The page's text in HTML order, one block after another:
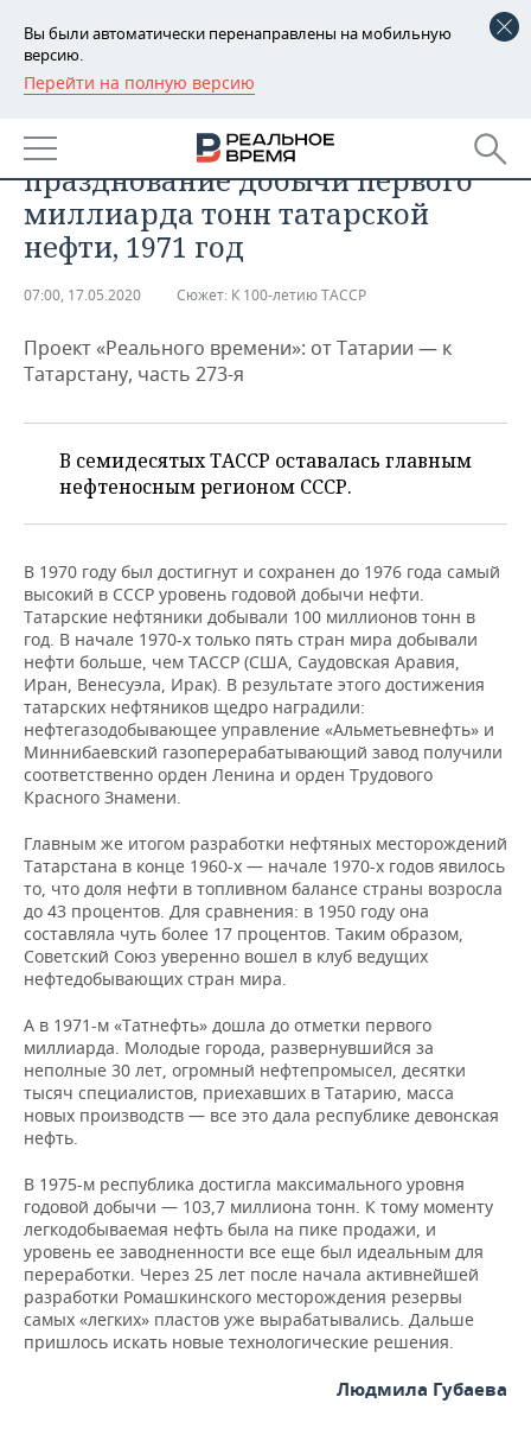
Вы были автоматически перенаправлены на мобильную
версию.
Перейти на полную версию
РЕГИОНЫ
БАШКОРТОСТАН
ТАТАРСТАН
УДМУРТИЯ
НОВОСТИ
АНАЛИТИКА
НОВОСТИ АНАЛИТИКИ
ДЕКЛАРАЦИИ О ДОХОДАХ
КОРОЛИ ГОСЗАКАЗА ПФО
КОМУ ПРИНАДЛЕЖАТ
ТОРГОВЫЕ ЦЕНТРЫ
ТАТАРСТАНА
ЭКОНОМИКА
НОВОСТИ ЭКОНОМИКИ
ФИНАНСЫ
БЮДЖЕТ
ИНВЕСТИЦИИ
ПРОМЫШЛЕННОСТЬ
НОВОСТИ
ПРОМЫШЛЕННОСТИ
АГРОПРОМ
МАШИНОСТРОЕНИЕ
НЕФТЬ
ОПК
ЭНЕРГЕТИКА
НЕДВИЖИМОСТЬ
НОВОСТИ АВТО
БИЗНЕС
НОВОСТИ БИЗНЕСА
РОЗНИЧНАЯ ТОРГОВЛЯ
ТРАНСПОРТ
УСЛУГИ
ТЕХНОЛОГИИ
НОВОСТИ ТЕХНОЛОГИЙ
IT
МЕДИА
ТЕЛЕКОММУНИКАЦИИ
МЕРОПРИЯТИЯ
НОВОСТИ МЕРОПРИЯТИЙ
ВЫЕЗДНАЯ РЕДАКЦИЯ
БИЗНЕС-БРАНЧИ
ONLINE-КОНФЕРЕНЦИИ
ОТКРЫТАЯ ЛЕКЦИЯ
СПОРТ
НОВОСТИ СПОРТА
ФУТБОЛ
ХОККЕЙ
БАСКЕТБОЛ
ВОЛЕЙБОЛ
КИБЕРСПОРТ
ФИГУРНОЕ КАТАНИЕ
ВОДНЫЕ ВИДЫ СПОРТА
ХОККЕЙ С МЯЧОМ
ОБЩЕСТВО
НОВОСТИ ОБЩЕСТВА
ВЛАСТЬ
ИНФРАСТРУКТУРА
ИСТОРИЯ
КУЛЬТУРА
ОБРАЗОВАНИЕ
ПРОИСШЕСТВИЯ
ФОТОГАЛЕРЕЯ
СЮЖЕТЫ
СПРАВОЧНИК
СПИСОК ПЕРСОН
СПИСОК КОМПАНИЙ
ПОЛНАЯ ВЕРСИЯ
Фотомарафон «100-летие ТАССР»:
празднование добычи первого
миллиарда тонн татарской
нефти, 1971 год
07:00, 17.05.2020 Сюжет: К 100-летию ТАССР
Проект «Реального времени»: от Татарии — к
Татарстану, часть 273-я
В семидесятых ТАССР оставалась главным
нефтеносным регионом СССР.
В 1970 году был достигнут и сохранен до 1976 года самый
высокий в СССР уровень годовой добычи нефти.
Татарские нефтяники добывали 100 миллионов тонн в
год. В начале 1970-х только пять стран мира добывали
нефти больше, чем ТАССР (США, Саудовская Аравия,
Иран, Венесуэла, Ирак). В результате этого достижения
татарских нефтяников щедро наградили:
нефтегазодобывающее управление «Альметьевнефть» и
Миннибаевский газоперерабатывающий завод получили
соответственно орден Ленина и орден Трудового
Красного Знамени.
Главным же итогом разработки нефтяных месторождений
Татарстана в конце 1960-х — начале 1970-х годов явилось
то, что доля нефти в топливном балансе страны возросла
до 43 процентов. Для сравнения: в 1950 году она
составляла чуть более 17 процентов. Таким образом,
Советский Союз уверенно вошел в клуб ведущих
нефтедобывающих стран мира.
А в 1971-м «Татнефть» дошла до отметки первого
миллиарда. Молодые города, развернувшийся за
неполные 30 лет, огромный нефтепромысел, десятки
тысяч специалистов, приехавших в Татарию, масса
новых производств — все это дала республике девонская
нефть.
В 1975-м республика достигла максимального уровня
годовой добычи — 103,7 миллиона тонн. К тому моменту
легкодобываемая нефть была на пике продажи, и
уровень ее заводненности все еще был идеальным для
переработки. Через 25 лет после начала активнейшей
разработки Ромашкинского месторождения резервы
самых «легких» пластов уже вырабатывались. Дальше
пришлось искать новые технологические решения.
Людмила Губаева